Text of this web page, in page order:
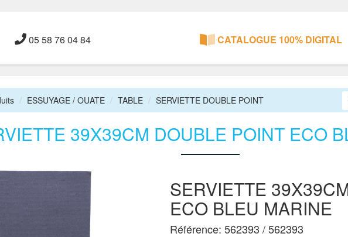
05 58 76 04 84 CATALOGUE 100% DIGITAL
ESSUYAGE / OUATE TABLE SERVIETTE DOUBLE POINT
39X39CM DOUBLE POINT ECO
SERVIETTE
ECO BLEU MARINE
Référence: 562393 / 562393